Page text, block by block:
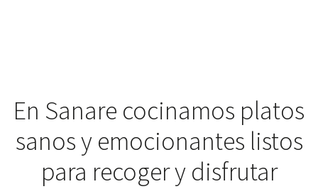
En Sanare cocinamos platos
sanos y emocionantes listos
para recoger y disfrutar